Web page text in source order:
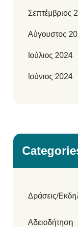
Σεπτέμβριος
Αύγουστος
Ιούλιος 2024
Ιούνιος 2024
Δράσεις/
Αδειοδήτηση